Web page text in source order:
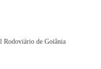
Rodoviário de Goiânia